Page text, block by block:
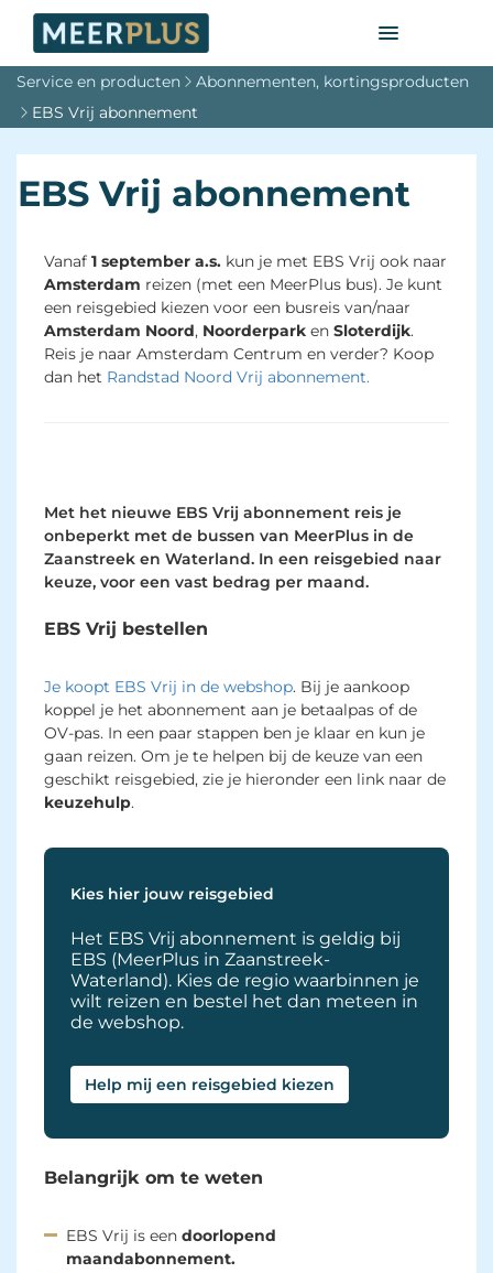
Service en producten
Abonnementen, kortingsproducten
EBS Vrij abonnement
EBS Vrij abonnement
Vanaf 1 september a.s. kun je met EBS Vrij ook naar
Amsterdam reizen (met een MeerPlus bus). Je kunt
een reisgebied kiezen voor een busreis van/naar
Amsterdam Noord, Noorderpark en Sloterdijk.
Reis je naar Amsterdam Centrum en verder? Koop
dan het Randstad Noord Vrij abonnement.
Met het nieuwe EBS Vrij abonnement reis je
onbeperkt met de bussen van MeerPlus in de
Zaanstreek en Waterland. In een reisgebied naar
keuze, voor een vast bedrag per maand.
EBS Vrij bestellen
Je koopt EBS Vrij in de webshop. Bij je aankoop
koppel je het abonnement aan je betaalpas of de
OV-pas. In een paar stappen ben je klaar en kun je
gaan reizen. Om je te helpen bij de keuze van een
geschikt reisgebied, zie je hieronder een link naar de
keuzehulp.
Kies hier jouw reisgebied
Het EBS Vrij abonnement is geldig bij
EBS (MeerPlus in Zaanstreek-
Waterland). Kies de regio waarbinnen je
wilt reizen en bestel het dan meteen in
de webshop.
Help mij een reisgebied kiezen
Belangrijk om te weten
EBS Vrij is een doorlopend
maandabonnement.